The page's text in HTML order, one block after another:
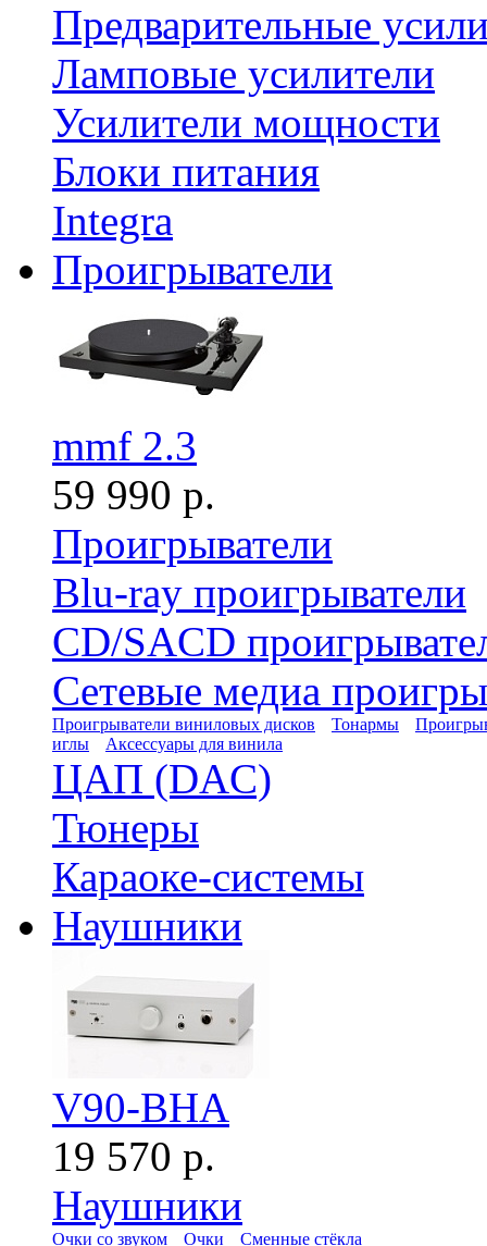
Предварительные
Ламповые усилители
Усилители мощности
Блоки питания
Integra
Проигрыватели
mmf 2.3
59 990 р.
Проигрыватели
Blu-ray проигрыватели
CD/SACD
Сетевые медиа
Проигрыватели виниловых дисков Тонармы
иглы
Аксессуары для винила
ЦАП (DAC)
Тюнеры
Караоке-системы
Наушники
V90-BHA
19 570 р.
Наушники
Очки со звуком Очки Сменные стёкла